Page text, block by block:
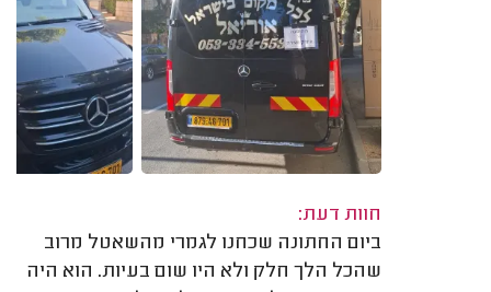
חוות דעת:
ביום החתונה שכחנו לגמרי מהשאטל מרוב
שהכל הלך חלק ולא היו שום בעיות. הוא היה